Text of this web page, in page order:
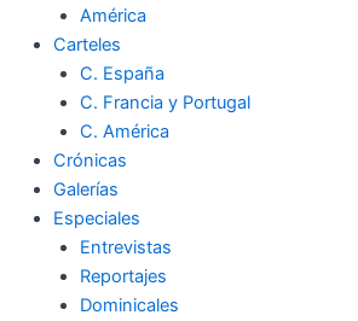
América
Carteles
C. España
C. Francia y Portugal
C. América
Crónicas
Galerías
Especiales
Entrevistas
Reportajes
Dominicales